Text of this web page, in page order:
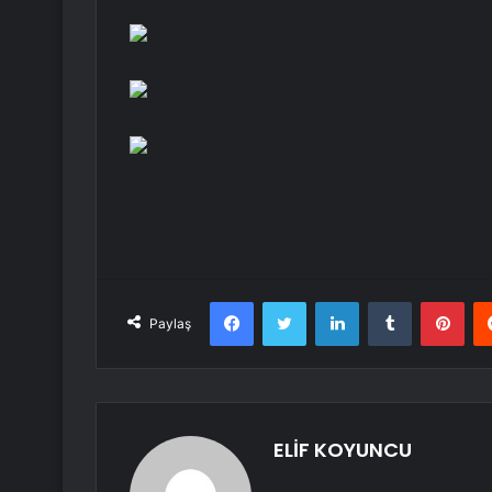
Paylaş
FacebookTwitter LinkedInTumblr
ELİF KOYUNCU